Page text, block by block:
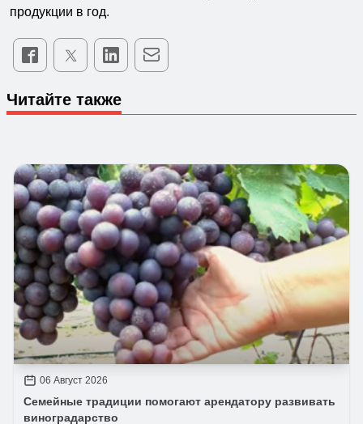
продукции в год.
Читайте также
06 Август 2026
Семейные традиции помогают арендатору развивать
виноградарство